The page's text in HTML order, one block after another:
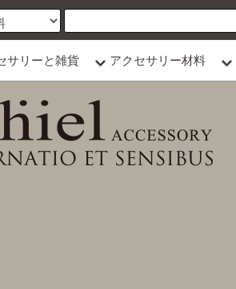
サリーと雑貨 アクセサリー材料